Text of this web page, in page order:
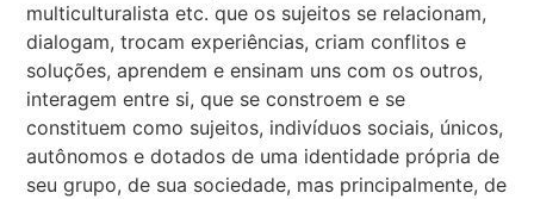
multiculturalista etc. que os sujeitos se relacionam,
dialogam, trocam experiências, criam conflitos e
soluções, aprendem e ensinam uns com os outros,
interagem entre si, que se constroem e se
constituem como sujeitos, indivíduos sociais, únicos,
autônomos e dotados de uma identidade própria de
seu grupo, de sua sociedade, mas principalmente, de